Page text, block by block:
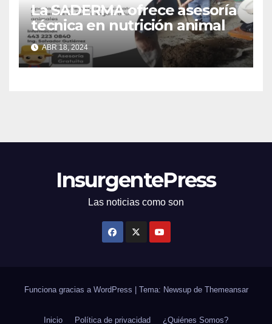
La SADERMA ofrece asesoría
técnica en nutrición animal
ABR 18, 2024
InsurgentePress
Las noticias como son
Funciona gracias a WordPress | Tema: Newsup de Themeansar
Inicio Política de privacidad ¿Quiénes Somos?